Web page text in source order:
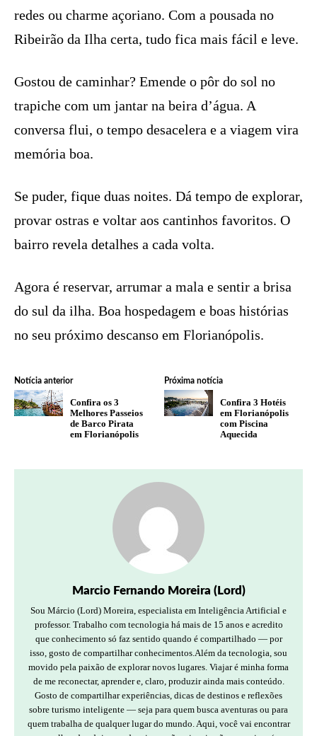
redes ou charme açoriano. Com a pousada no
Ribeirão da Ilha certa, tudo fica mais fácil e leve.
Gostou de caminhar? Emende o pôr do sol no
trapiche com um jantar na beira d’água. A
conversa flui, o tempo desacelera e a viagem vira
memória boa.
Se puder, fique duas noites. Dá tempo de explorar,
provar ostras e voltar aos cantinhos favoritos. O
bairro revela detalhes a cada volta.
Agora é reservar, arrumar a mala e sentir a brisa
do sul da ilha. Boa hospedagem e boas histórias
no seu próximo descanso em Florianópolis.
Notícia anterior
Confira os 3
Melhores Passeios
de Barco Pirata
em Florianópolis
Próxima notícia
Confira 3 Hotéis
em Florianópolis
com Piscina
Aquecida
Marcio Fernando Moreira (Lord)
Sou Márcio (Lord) Moreira, especialista em Inteligência Artificial e
professor. Trabalho com tecnologia há mais de 15 anos e acredito
que conhecimento só faz sentido quando é compartilhado — por
isso, gosto de compartilhar conhecimentos.Além da tecnologia, sou
movido pela paixão de explorar novos lugares. Viajar é minha forma
de me reconectar, aprender e, claro, produzir ainda mais conteúdo.
Gosto de compartilhar experiências, dicas de destinos e reflexões
sobre turismo inteligente — seja para quem busca aventuras ou para
quem trabalha de qualquer lugar do mundo. Aqui, você vai encontrar